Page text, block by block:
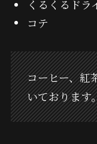
くるくるドラ
コテ
コーヒー、紅
いております